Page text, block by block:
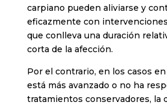
carpiano pueden aliviarse y
eficazmente con
que conlleva una duración
corta de la afección.
Por el contrario, en los casos
está más avanzado o no ha
tratamientos conservadores, la